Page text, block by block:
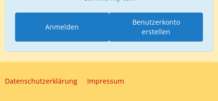
Benutzerkonto
erstellen
Anmelden
Datenschutzerklärung Impressum